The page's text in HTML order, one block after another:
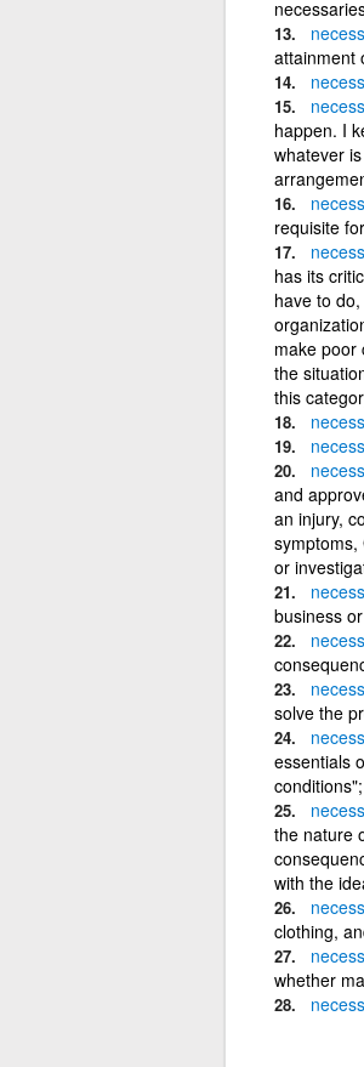
attainment
happen. I
whatever
requisite
has its
have to
make poor
the
this
and
an injury,
symptoms,
or
business
solve the
essentials
the nature
with the
clothing,
whether